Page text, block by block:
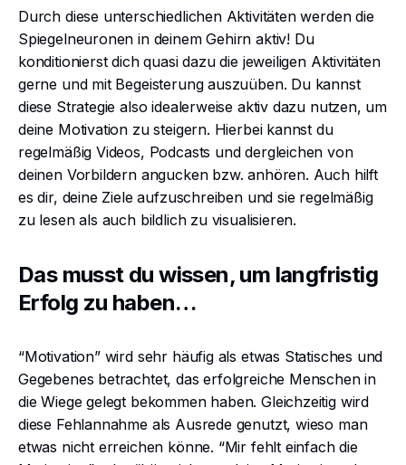
Durch diese unterschiedlichen Aktivitäten werden die
Spiegelneuronen in deinem Gehirn aktiv! Du
konditionierst dich quasi dazu die jeweiligen Aktivitäten
gerne und mit Begeisterung auszuüben. Du kannst
diese Strategie also idealerweise aktiv dazu nutzen, um
deine Motivation zu steigern. Hierbei kannst du
regelmäßig Videos, Podcasts und dergleichen von
deinen Vorbildern angucken bzw. anhören. Auch hilft
es dir, deine Ziele aufzuschreiben und sie regelmäßig
zu lesen als auch bildlich zu visualisieren.
Das musst du wissen, um langfristig
Erfolg zu haben…
“Motivation” wird sehr häufig als etwas Statisches und
Gegebenes betrachtet, das erfolgreiche Menschen in
die Wiege gelegt bekommen haben. Gleichzeitig wird
diese Fehlannahme als Ausrede genutzt, wieso man
etwas nicht erreichen könne. “Mir fehlt einfach die